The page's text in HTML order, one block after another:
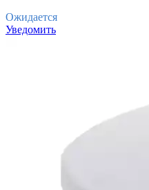
Ожидается
Уведомить